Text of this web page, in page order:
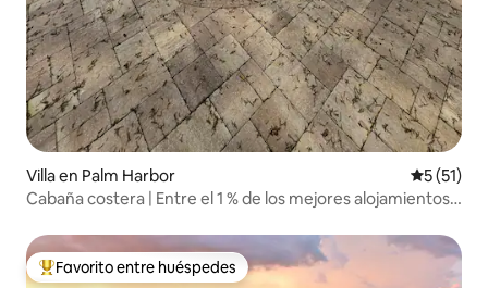
Villa en Palm Harbor
5 (51)
Cabaña costera | Entre el 1 % de los mejores alojamientos
Favorito entre huéspedes preferido
Favorito entre huéspedes